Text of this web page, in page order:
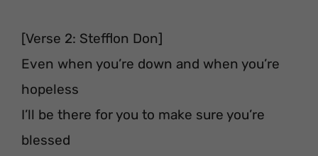
[Verse 2: Stefflon Don]
Even when you’re down and when you’re
hopeless
I’ll be there for you to make sure you’re
blessed